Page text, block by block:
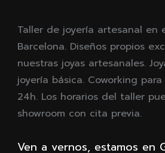
Taller de joyería artesanal en
Barcelona. Diseños propios
nuestras joyas artesanales.
joyería básica. Coworking
24h. Los horarios del taller
showroom con cita previa.
Ven a vernos, estamos en